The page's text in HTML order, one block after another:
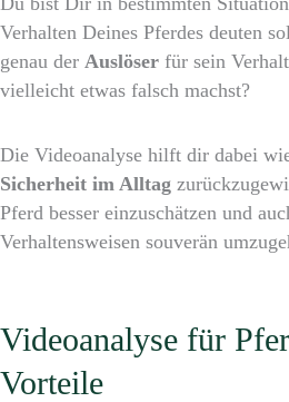
Verhalten Deines Pferdes deuten
genau der Auslöser für sein
vielleicht etwas falsch machst?
Die Videoanalyse hilft dir dabei
Sicherheit im Alltag
Pferd besser einzuschätzen und
Verhaltensweisen souverän
Videoanalyse für
Vorteile